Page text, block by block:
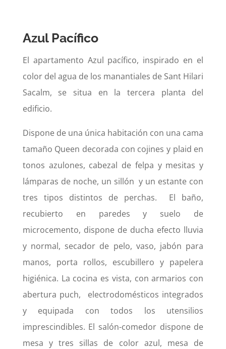
Azul Pacífico
El apartamento Azul pacífico, inspirado en el
color del agua de los manantiales de Sant Hilari
Sacalm, se situa en la tercera planta del
edificio.
Dispone de una única habitación con una cama
tamaño Queen decorada con cojines y plaid en
tonos azulones, cabezal de felpa y mesitas y
lámparas de noche, un sillón y un estante con
tres tipos distintos de perchas.
El baño,
recubierto en paredes y suelo de
microcemento, dispone de ducha efecto lluvia
y normal, secador de pelo, vaso, jabón para
manos, porta rollos, escubillero y papelera
higiénica. La cocina es vista, con armarios con
abertura puch,
electrodomésticos integrados
y equipada con todos los utensilios
imprescindibles. El salón-comedor dispone de
mesa y tres sillas de color azul, mesa de